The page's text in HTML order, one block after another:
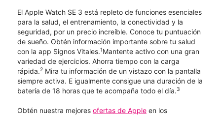
El Apple Watch SE 3 está repleto de funciones esenciales
para la salud, el entrenamiento, la conectividad y la
seguridad, por un precio increíble. Conoce tu puntuación
de sueño. Obtén información importante sobre tu salud
con la app Signos Vitales.1Mantente activo con una gran
variedad de ejercicios. Ahorra tiempo con la carga
rápida.2 Mira tu información de un vistazo con la pantalla
siempre activa. E igualmente consigue una duración de la
batería de 18 horas que te acompaña todo el día.3
Obtén nuestra mejores ofertas de Apple en los